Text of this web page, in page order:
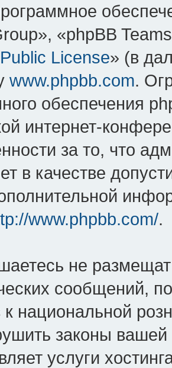
«phpBB
License» (в
www.phpbb.com.
обеспечения
интернет-
за то, что
в качестве
www.phpbb.com/.
не
сообщений,
к национальной
законы
услуги